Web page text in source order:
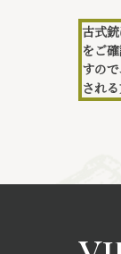
古式
をご
すの
され